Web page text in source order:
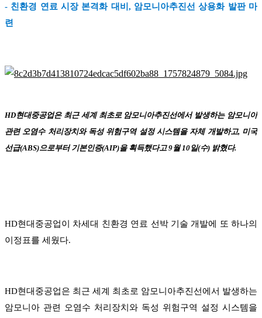
- 친환경 연료 시장 본격화 대비, 암모니아추진선 상용화 발판 마
련
HD현대중공업은 최근 세계 최초로 암모니아추진선에서 발생하는 암모니아
관련 오염수 처리장치와 독성 위험구역 설정 시스템을 자체 개발하고, 미국
선급(ABS)으로부터 기본인증(AIP)을 획득했다고 9월 10일(수) 밝혔다.
HD현대중공업이 차세대 친환경 연료 선박 기술 개발에 또 하나의
이정표를 세웠다.
HD현대중공업은 최근 세계 최초로 암모니아추진선에서 발생하는
암모니아 관련 오염수 처리장치와 독성 위험구역 설정 시스템을